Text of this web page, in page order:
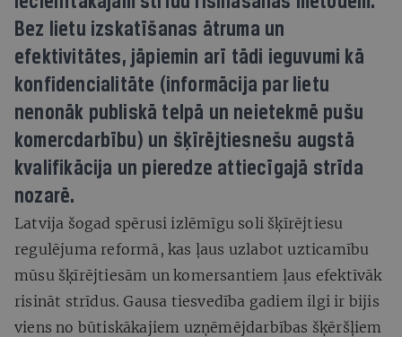
Bez lietu izskatīšanas ātruma un
efektivitātes, jāpiemin arī tādi ieguvumi kā
konfidencialitāte (informācija par lietu
nenonāk publiskā telpā un neietekmē pušu
komercdarbību) un šķīrējtiesnešu augstā
kvalifikācija un pieredze attiecīgajā strīda
nozarē.
Latvija šogad spērusi izlēmīgu soli šķīrējtiesu
regulējuma reformā, kas ļaus uzlabot uzticamību
mūsu šķīrējtiesām un komersantiem ļaus efektīvāk
risināt strīdus. Gausa tiesvedība gadiem ilgi ir bijis
viens no būtiskākajiem uzņēmējdarbības šķēršļiem